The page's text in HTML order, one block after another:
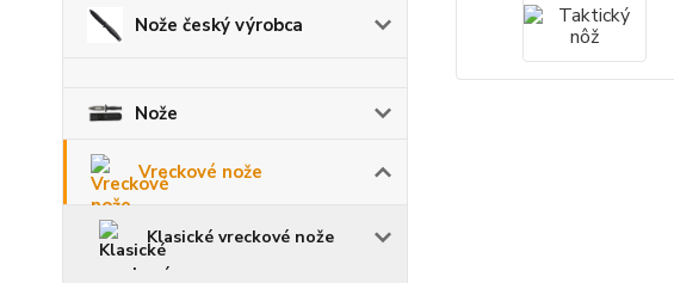
Nože český výrobca
Nože
Vreckové nože
Klasické vreckové nože